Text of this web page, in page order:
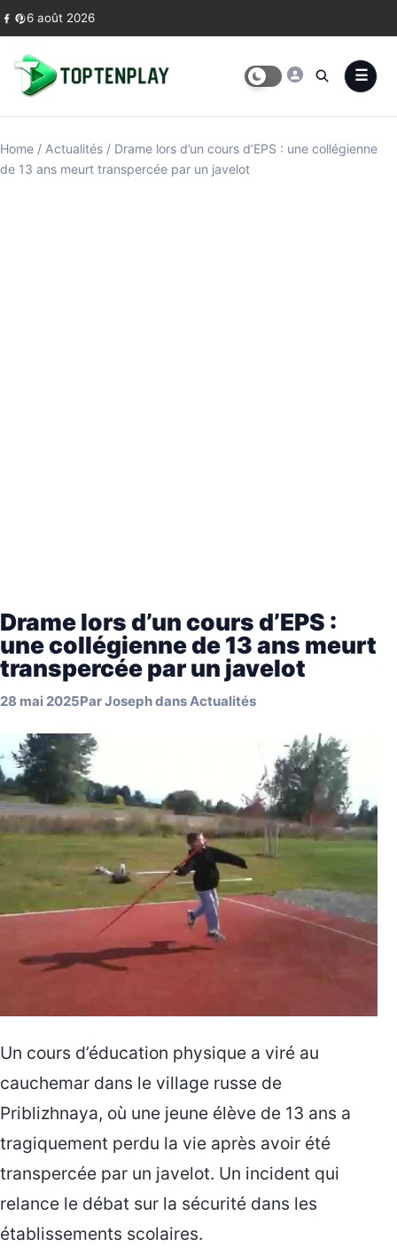
Skip to content
6 août 2026
Home / Actualités / Drame lors d’un cours d’EPS : une collégienne
de 13 ans meurt transpercée par un javelot
Drame lors d’un cours d’EPS :
une collégienne de 13 ans meurt
transpercée par un javelot
28 mai 2025ParJosephdansActualités
Un cours d’éducation physique a viré au
cauchemar dans le village russe de
Priblizhnaya, où une jeune élève de 13 ans a
tragiquement perdu la vie après avoir été
transpercée par un javelot. Un incident qui
relance le débat sur la sécurité dans les
établissements scolaires.